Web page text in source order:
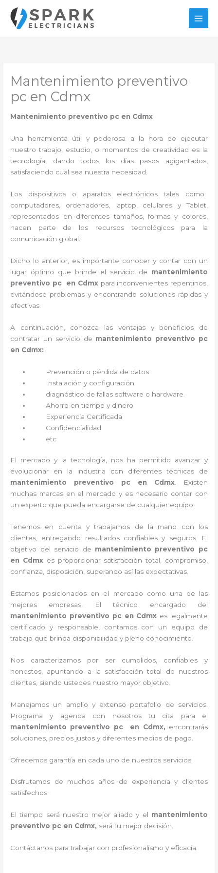
contenido
Mantenimiento preventivo
pc en Cdmx
Mantenimiento preventivo pc en Cdmx
Una herramienta útil y poderosa a la hora de ejecutar
nuestro trabajo, estudio, o momentos de creatividad es la
tecnología, dando todos los días pasos agigantados,
satisfaciendo cual sea nuestra necesidad.
Los dispositivos o aparatos electrónicos tales como:
computadores, ordenadores, laptop, celulares y Tablet,
representados en diferentes tamaños, formas y colores,
hacen parte de los recursos tecnológicos para la
comunicación global.
Dicho lo anterior, es importante conocer y contar con un
lugar óptimo que brinde el servicio de mantenimiento
preventivo pc en Cdmx para inconvenientes repentinos,
evitándose problemas y encontrando soluciones rápidas y
efectivas.
A continuación, conozca las ventajas y beneficios de
contratar un servicio de mantenimiento preventivo pc
en Cdmx:
Prevención o pérdida de datos
Instalación y configuración
diagnóstico de fallas software o hardware
Ahorro en tiempo y dinero
Experiencia Certificada
Confidencialidad
etc
El mercado y la tecnología, nos ha permitido avanzar y
evolucionar en la industria con diferentes técnicas de
mantenimiento preventivo pc en Cdmx. Existen
muchas marcas en el mercado y es necesario contar con
un experto que pueda encargarse de cualquier equipo.
Tenemos en cuenta y trabajamos de la mano con los
clientes, entregando resultados confiables y seguros. El
objetivo del servicio de mantenimiento preventivo pc
en Cdmx es proporcionar satisfacción total, compromiso,
confianza, disposición, superando así las expectativas.
Estamos posicionados en el mercado como una de las
mejores empresas. El técnico encargado del
mantenimiento preventivo pc en Cdmx es legalmente
certificado y responsable, contamos con un equipo de
trabajo que brinda disponibilidad y pleno conocimiento.
Nos caracterizamos por ser cumplidos, confiables y
honestos, apuntando a la satisfacción total de nuestros
clientes, siendo ustedes nuestro mayor objetivo.
Manejamos un amplio y extenso portafolio de servicios.
Programa y agenda con nosotros tu cita para el
mantenimiento preventivo pc en Cdmx, encontrarás
soluciones, precios justos y diferentes medios de pago.
Ofrecemos garantía en cada uno de nuestros servicios.
Disfrutamos de muchos años de experiencia y clientes
satisfechos.
El tiempo será nuestro mejor aliado y el mantenimiento
preventivo pc en Cdmx, será tu mejor decisión.
Contáctanos para trabajar con profesionalismo y eficacia.